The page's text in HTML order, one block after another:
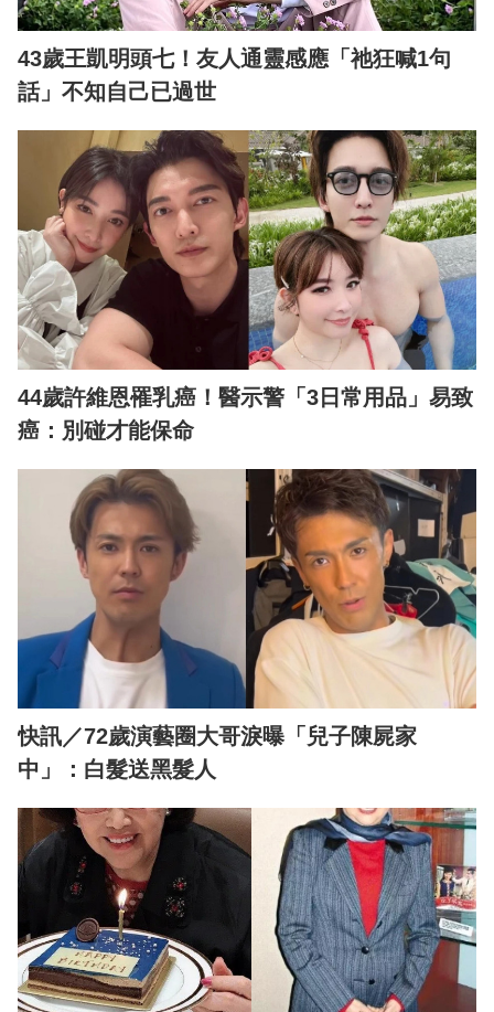
43歲王凱明頭七！友人通靈感應「祂狂喊1句
話」不知自己已過世
44歲許維恩罹乳癌！醫示警「3日常用品」易致
癌：別碰才能保命
快訊／72歲演藝圈大哥淚曝「兒子陳屍家
中」：白髮送黑髮人